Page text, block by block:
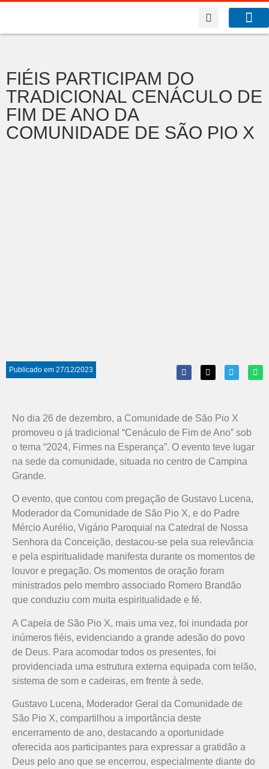
FIÉIS PARTICIPAM DO
TRADICIONAL CENÁCULO DE
FIM DE ANO DA
COMUNIDADE DE SÃO PIO X
Publicado em 27/12/2023
No dia 26 de dezembro, a Comunidade de São Pio X
promoveu o já tradicional “Cenáculo de Fim de Ano” sob
o tema “2024, Firmes na Esperança”. O evento teve lugar
na sede da comunidade, situada no centro de Campina
Grande.
O evento, que contou com pregação de Gustavo Lucena,
Moderador da Comunidade de São Pio X, e do Padre
Mércio Aurélio, Vigário Paroquial na Catedral de Nossa
Senhora da Conceição, destacou-se pela sua relevância
e pela espiritualidade manifesta durante os momentos de
louvor e pregação. Os momentos de oração foram
ministrados pelo membro associado Romero Brandão
que conduziu com muita espiritualidade e fé.
A Capela de São Pio X, mais uma vez, foi inundada por
inúmeros fiéis, evidenciando a grande adesão do povo
de Deus. Para acomodar todos os presentes, foi
providenciada uma estrutura externa equipada com telão,
sistema de som e cadeiras, em frente à sede.
Gustavo Lucena, Moderador Geral da Comunidade de
São Pio X, compartilhou a importância deste
encerramento de ano, destacando a oportunidade
oferecida aos participantes para expressar a gratidão a
Deus pelo ano que se encerrou, especialmente diante do